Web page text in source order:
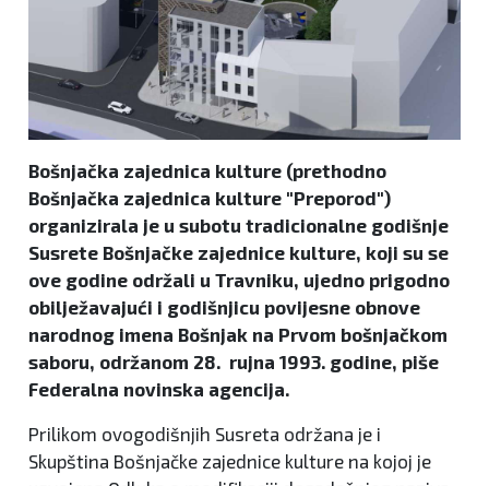
Bošnjačka zajednica kulture (prethodno
Bošnjačka zajednica kulture "Preporod")
organizirala je u subotu tradicionalne godišnje
Susrete Bošnjačke zajednice kulture, koji su se
ove godine održali u Travniku, ujedno prigodno
obilježavajući i godišnjicu povijesne obnove
narodnog imena Bošnjak na Prvom bošnjačkom
saboru, održanom 28. rujna 1993. godine, piše
Federalna novinska agencija.
Prilikom ovogodišnjih Susreta održana je i
Skupština Bošnjačke zajednice kulture na kojoj je